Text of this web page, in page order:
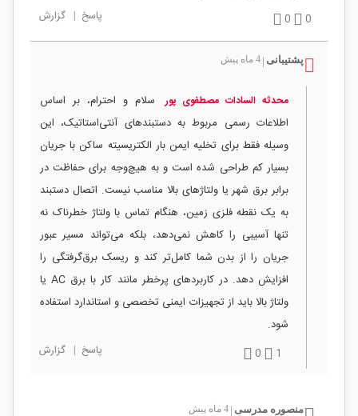
0
0 پاسخ | گزارش
پشتیبانی 4 ماه پیش
محدثه السادات مصطفوی پور
سلام و احترام، بر اساس
اطلاعات رسمی مربوط به دستبندهای آنتی‌استاتیک، این
وسیله فقط برای تخلیه ایمن بار الکتریسیته ساکن با جریان
بسیار کم طراحی شده است و به هیچ‌وجه برای حفاظت در
برابر برق شهر یا ولتاژهای بالا مناسب نیست. اتصال دستبند
به یک نقطه فلزی زمین، هنگام تماس با ولتاژ خطرناک نه
تنها آسیبی را کاهش نمی‌دهد، بلکه می‌تواند مسیر عبور
جریان را از بدن شما کامل‌تر کند و ریسک برق‌گرفتگی را
افزایش دهد. در کاربردهای پرخطر مانند کار با برق AC یا
ولتاژ بالا باید از تجهیزات ایمنی تخصصی و استاندارد استفاده
شود.
1
0 پاسخ | گزارش
منصوره مدرسی 4 ماه پیش